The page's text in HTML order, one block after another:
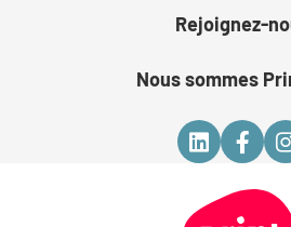
Rejoignez-
Nous sommes